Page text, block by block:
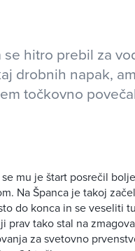
hitro prebil za
drobnih napak,
točkovno
mu je štart posrečil
Na Španca je takoj
do konca in se veseliti
prav tako stal na
za svetovno